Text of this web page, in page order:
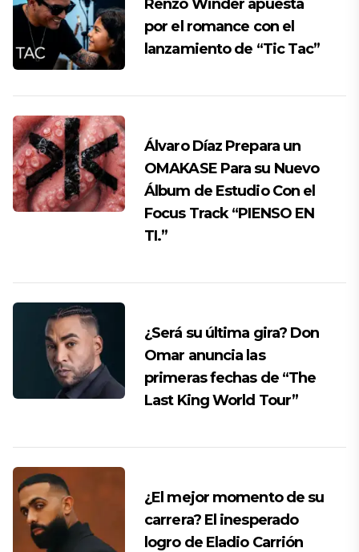
Renzo Winder apuesta
por el romance con el
lanzamiento de “Tic Tac”
Álvaro Díaz Prepara un
OMAKASE Para su Nuevo
Álbum de Estudio Con el
Focus Track “PIENSO EN
TI.”
¿Será su última gira? Don
Omar anuncia las
primeras fechas de “The
Last King World Tour”
¿El mejor momento de su
carrera? El inesperado
logro de Eladio Carrión